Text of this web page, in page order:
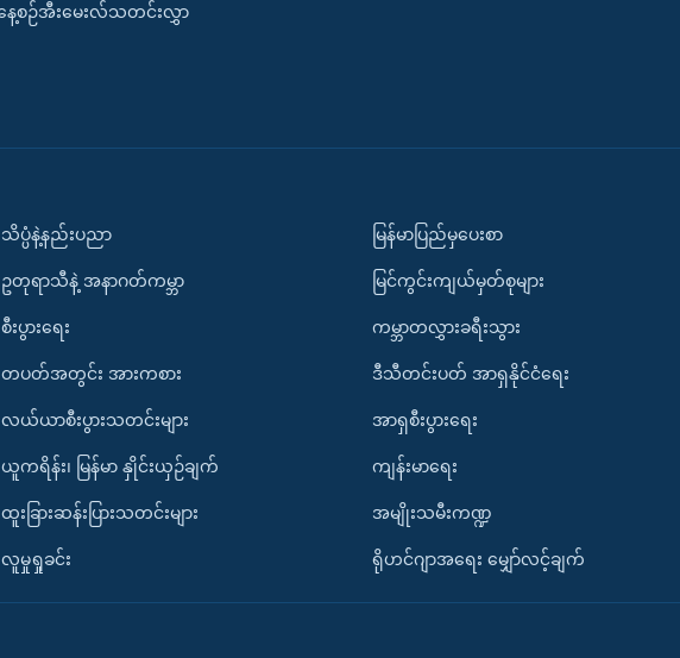
ေ့စဉ်အီးမေးလ်သတင်းလွှာ
သိပ္ပံနဲ့နည်းပညာ
ဥတုရာသီနဲ့ အနာဂတ်ကမ္ဘာ
စီးပွားရေး
တပတ်အတွင်း အားကစား
လယ်ယာစီးပွားသတင်းများ
ယူကရိန်း၊ မြန်မာ နှိုင်းယှဉ်ချက်
ထူးခြားဆန်းပြားသတင်းများ
လူမှုရှုခင်း
မြန်မာပြည်မှပေးစာ
မြင်ကွင်းကျယ်မှတ်စုများ
ကမ္ဘာတလွှားခရီးသွား
ဒီသီတင်းပတ် အာရှနိုင်ငံရေး
အာရှစီးပွားရေး
ကျန်းမာရေး
အမျိုးသမီးကဏ္ဍ
ရိုဟင်ဂျာအရေး မျှော်လင့်ချက်